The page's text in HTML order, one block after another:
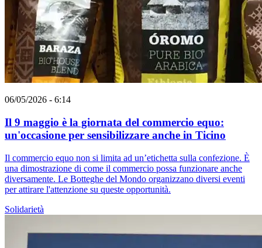
06/05/2026 - 6:14
Il 9 maggio è la giornata del commercio equo:
un'occasione per sensibilizzare anche in Ticino
Il commercio equo non si limita ad un’etichetta sulla confezione. È
una dimostrazione di come il commercio possa funzionare anche
diversamente. Le Botteghe del Mondo organizzano diversi eventi
per attirare l'attenzione su queste opportunità.
Solidarietà